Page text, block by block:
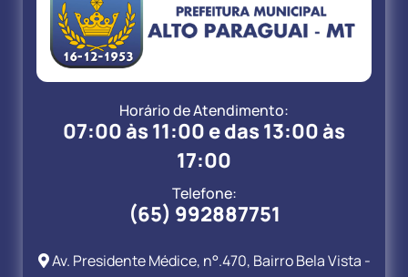
Horário de Atendimento:
07:00 às 11:00 e das 13:00 às
17:00
Telefone:
(65) 992887751
Av. Presidente Médice, n°.470, Bairro Bela Vista -